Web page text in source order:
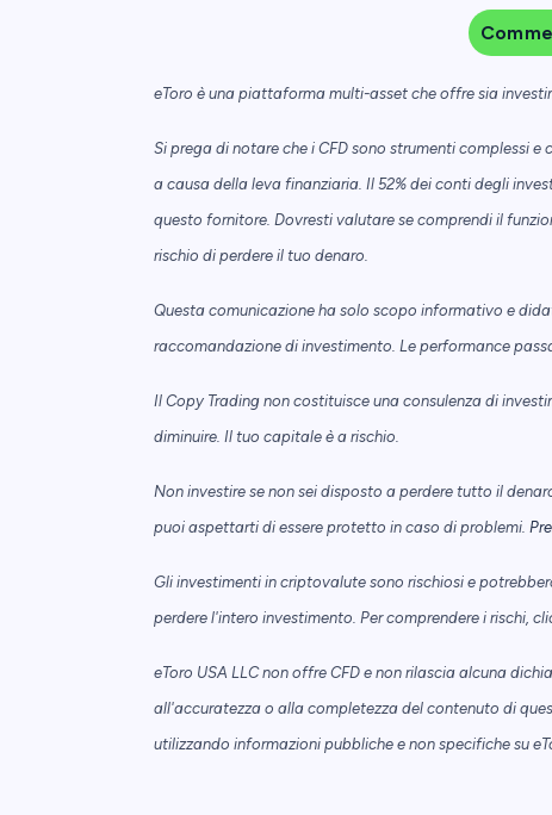
eToro è una piattaforma multi-asset che offre sia
Si prega di notare che i CFD sono strumenti complessi
a causa della leva finanziaria. Il 52% dei conti degli
questo fornitore. Dovresti valutare se comprendi il
rischio di perdere il tuo denaro.
Questa comunicazione ha solo scopo informativo e
raccomandazione di investimento. Le performance
Il Copy Trading non costituisce una consulenza di
diminuire. Il tuo capitale è a rischio.
Non investire se non sei disposto a perdere tutto il
puoi aspettarti di essere protetto in caso di problemi.
Gli investimenti in criptovalute sono rischiosi e
perdere l'intero investimento. Per comprendere i rischi,
eToro USA LLC non offre CFD e non rilascia alcuna
all'accuratezza o alla completezza del contenuto di
utilizzando informazioni pubbliche e non specifiche su